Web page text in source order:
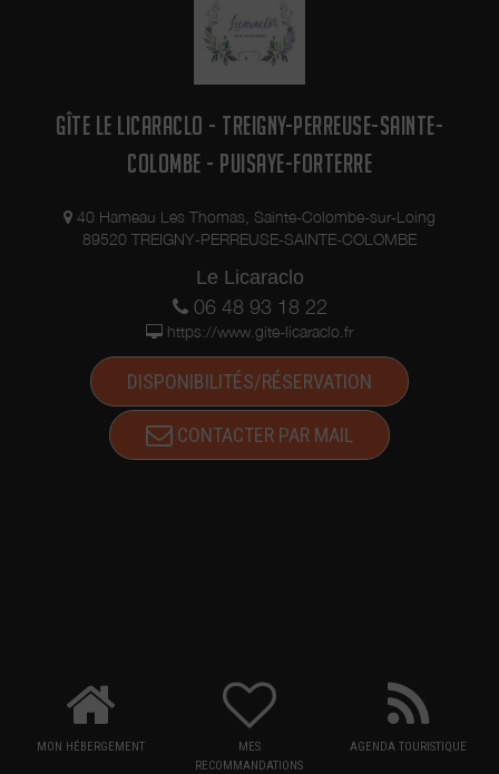
GÎTE LE LICARACLO - TREIGNY-PERREUSE-SAINTE-
COLOMBE - PUISAYE-FORTERRE
40 Hameau Les Thomas, Sainte-Colombe-sur-Loing
89520 TREIGNY-PERREUSE-SAINTE-COLOMBE
Le Licaraclo
06 48 93 18 22
https://www.gite-licaraclo.fr
DISPONIBILITÉS/RÉSERVATION
CONTACTER PAR MAIL
MON HÉBERGEMENT
MES
RECOMMANDATIONS
AGENDA TOURISTIQUE